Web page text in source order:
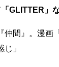
GLITTER」
仲間』。漫画
」